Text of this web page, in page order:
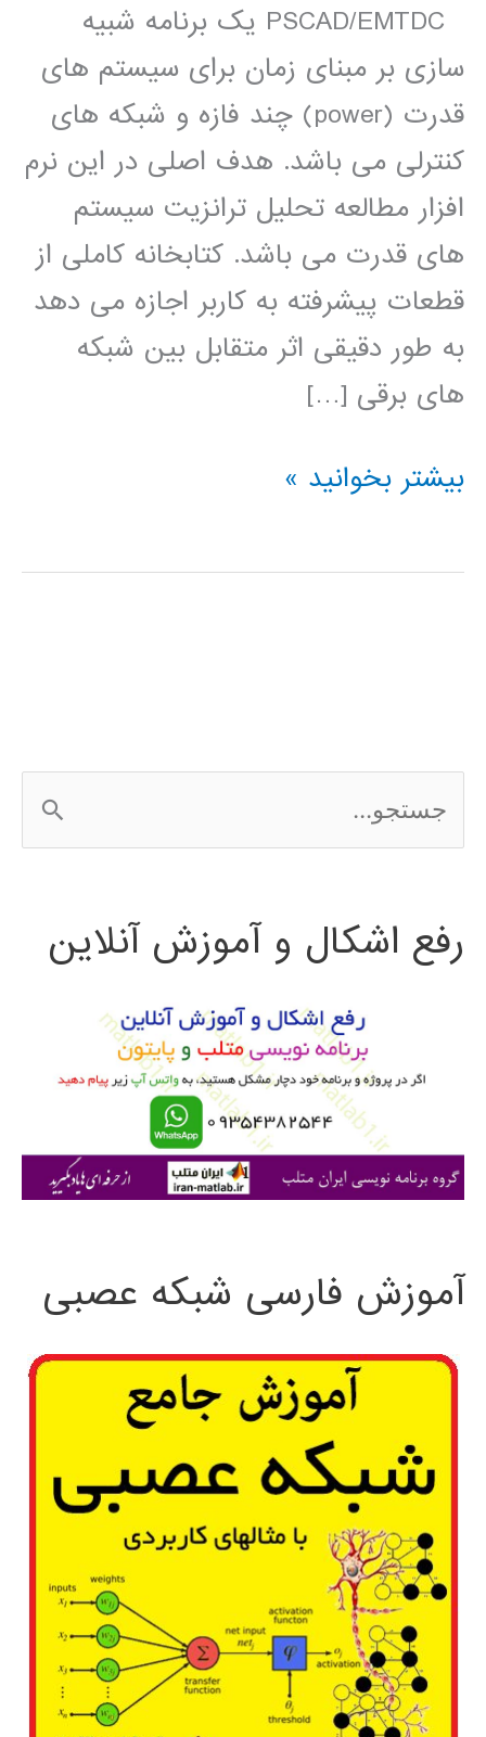
PSCAD/EMTDC یک برنامه شبیه
سازی بر مبنای زمان برای سیستم های
قدرت (power) چند فازه و شبکه های
کنترلی می باشد. هدف اصلی در این نرم
افزار مطالعه تحلیل ترانزیت سیستم
های قدرت می باشد. کتابخانه کاملی از
قطعات پیشرفته به کاربر اجازه می دهد
به طور دقیقی اثر متقابل بین شبکه
های برقی […]
آموزش
افزار
بیشتر بخوانید »
س
ج
ی
رفع اشکال و آموزش آنلاین
آموزش فارسی شبکه عصبی